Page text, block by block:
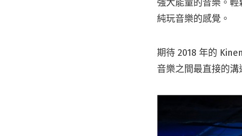
強大能量的音樂。
純玩音樂的感覺。
期待 2018 年的
音樂之間最直接的溝